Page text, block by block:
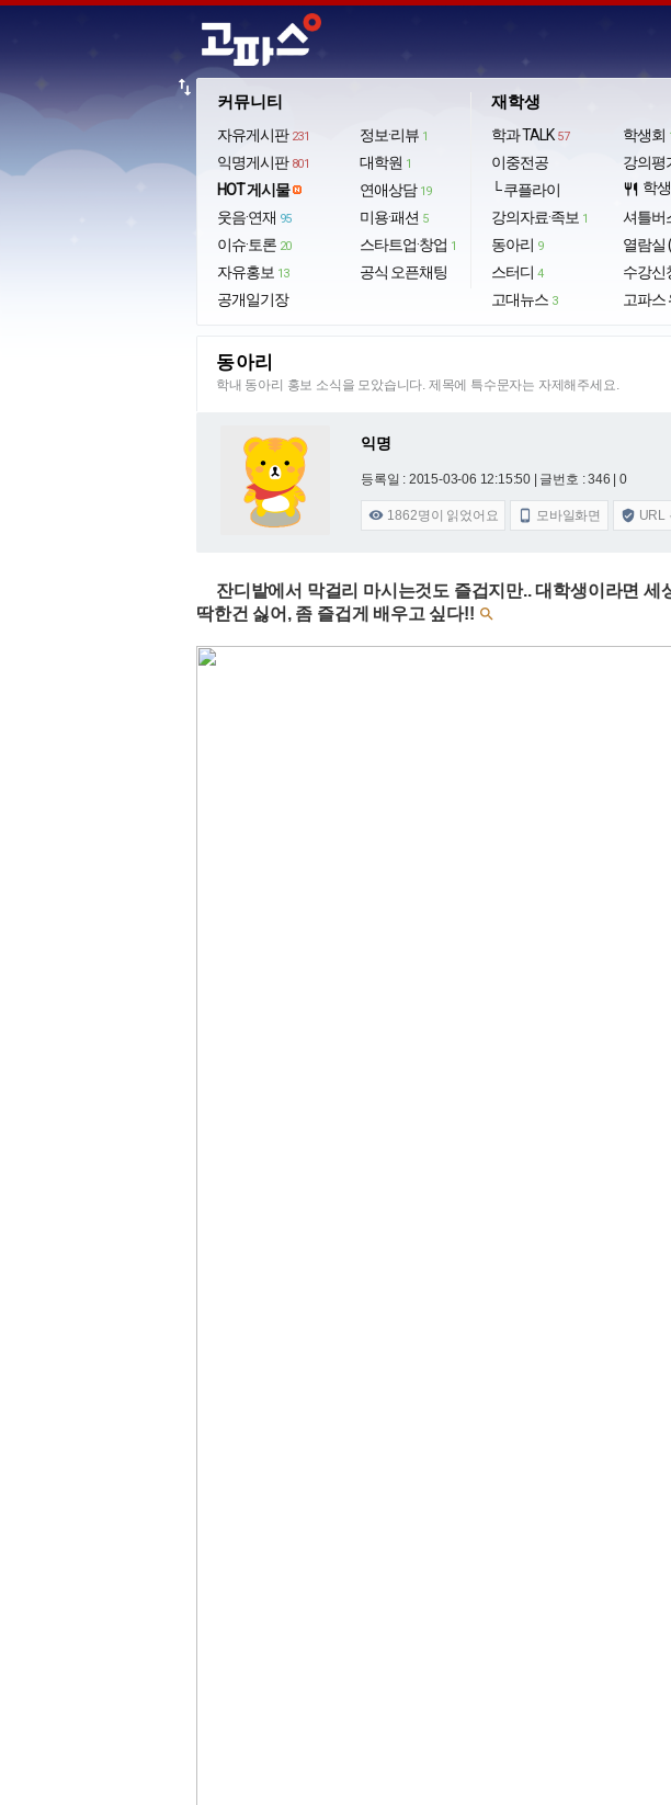
커뮤니티
자유게시판 231
익명게시판 801
HOT 게시물
웃음·연재 95
이슈·토론 20
자유홍보 13
공개일기장
정보·리뷰 1
대학원 1
연애상담 19
미용·패션 5
스타트업·창업 1
공식 오픈채팅
재학생
학과 TALK 57
이중전공
└ 쿠플라이
강의자료·족보 1
동아리 9
스터디 4
고대뉴스 3
학생회
강의평
restaurant 학
셔틀버
열람실
수강신
고파스
import_export
동아리
학내 동아리 홍보 소식을 모았습니다. 제목에 특수문자는 자제해주세요.
익명
등록일 : 2015-03-06 12:15:50 | 글번호 : 346 | 0
 1862명이 읽었어요  모바일화면  URL
잔디밭에서 막걸리 마시는것도 즐겁지만.. 대학생이라면
딱한건 싫어, 좀 즐겁게 배우고 싶다!! 